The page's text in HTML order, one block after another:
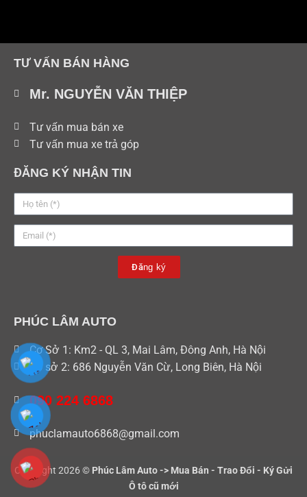
TƯ VẤN BÁN HÀNG
Mr. NGUYỄN VĂN THIỆP
Tư vấn mua bán xe
Tư vấn mua xe trả góp
ĐĂNG KÝ NHẬN TIN
Đăng ký
PHÚC LÂM AUTO
Cơ Sở 1: Km2 - QL 3, Mai Lâm, Đông Anh, Hà Nội
Cơ sở 2: 686 Nguyễn Văn Cừ, Long Biên, Hà Nội
090 224 6868
phuclamauto6868@gmail.com
Copyright 2026 © Phúc Lâm Auto -> Mua Bán - Trao Đổi - Ký Gửi
Ô tô cũ mới